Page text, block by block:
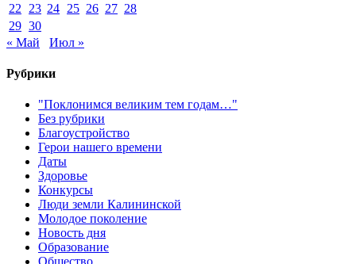
22
23 24 25 26 27 28
29 30
« Май
Июл »
Рубрики
"Поклонимся великим тем годам…"
Без рубрики
Благоустройство
Герои нашего времени
Даты
Здоровье
Конкурсы
Люди земли Калининской
Молодое поколение
Новость дня
Образование